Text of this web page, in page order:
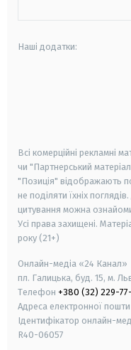
Наші додатки:
Всі комерційні рекламні
чи "Партнерський
"Позиція" відображають
не поділяти їхніх
цитування можна
Усі права захищені.
року (21+)
Онлайн-медіа «24 Канал»
пл. Галицька, буд. 15, м.
Телефон +380 (32) 229-
Адреса електронної
Ідентифікатор онлайн-
R40-06057